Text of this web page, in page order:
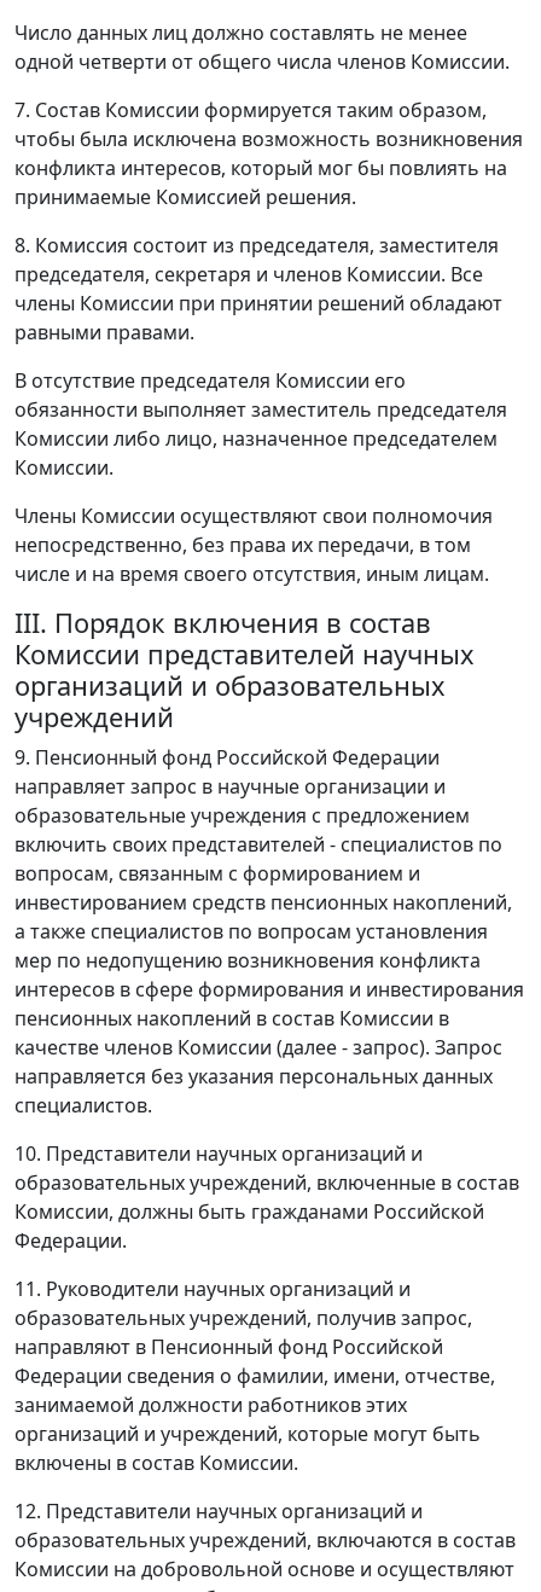
Число данных лиц должно составлять не менее
одной четверти от общего числа членов Комиссии.
7. Состав Комиссии формируется таким образом,
чтобы была исключена возможность возникновения
конфликта интересов, который мог бы повлиять на
принимаемые Комиссией решения.
8. Комиссия состоит из председателя, заместителя
председателя, секретаря и членов Комиссии. Все
члены Комиссии при принятии решений обладают
равными правами.
В отсутствие председателя Комиссии его
обязанности выполняет заместитель председателя
Комиссии либо лицо, назначенное председателем
Комиссии.
Члены Комиссии осуществляют свои полномочия
непосредственно, без права их передачи, в том
числе и на время своего отсутствия, иным лицам.
III. Порядок включения в состав
Комиссии представителей научных
организаций и образовательных
учреждений
9. Пенсионный фонд Российской Федерации
направляет запрос в научные организации и
образовательные учреждения с предложением
включить своих представителей - специалистов по
вопросам, связанным с формированием и
инвестированием средств пенсионных накоплений,
а также специалистов по вопросам установления
мер по недопущению возникновения конфликта
интересов в сфере формирования и инвестирования
пенсионных накоплений в состав Комиссии в
качестве членов Комиссии (далее - запрос). Запрос
направляется без указания персональных данных
специалистов.
10. Представители научных организаций и
образовательных учреждений, включенные в состав
Комиссии, должны быть гражданами Российской
Федерации.
11. Руководители научных организаций и
образовательных учреждений, получив запрос,
направляют в Пенсионный фонд Российской
Федерации сведения о фамилии, имени, отчестве,
занимаемой должности работников этих
организаций и учреждений, которые могут быть
включены в состав Комиссии.
12. Представители научных организаций и
образовательных учреждений, включаются в состав
Комиссии на добровольной основе и осуществляют